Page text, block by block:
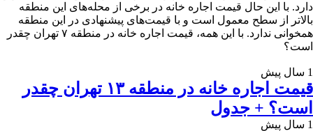
دارد. با این حال قیمت اجاره خانه در برخی از محله‌های این منطقه
بالاتر از سطح معمول است و با قیمت‌های پیشنهادی در این منطقه
همخوانی ندارد. با این همه، قیمت اجاره خانه در منطقه ۷ تهران چقدر
است؟
1 سال پیش
قیمت اجاره خانه در منطقه ۱۳ تهران چقدر
است؟ + جدول
1 سال پیش